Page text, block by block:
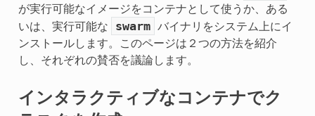
が実行可能なイメージをコンテナとして使うか、ある
いは、実行可能な
swarm
バイナリをシステム上にイ
ンストールします。このページは２つの方法を紹介
し、それぞれの賛否を議論します。
インタラクティブなコンテナでク